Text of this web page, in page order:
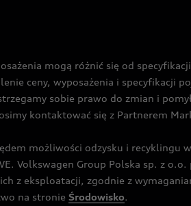
mogą różnić się od
ceny, wyposażenia i specyfikacji
sobie prawo do zmian i
kontaktować się z Partnerem
możliwości odzysku i recyklingu
Volkswagen Group Polska sp. z
z eksploatacji, zgodnie z
na stronie Środowisko.